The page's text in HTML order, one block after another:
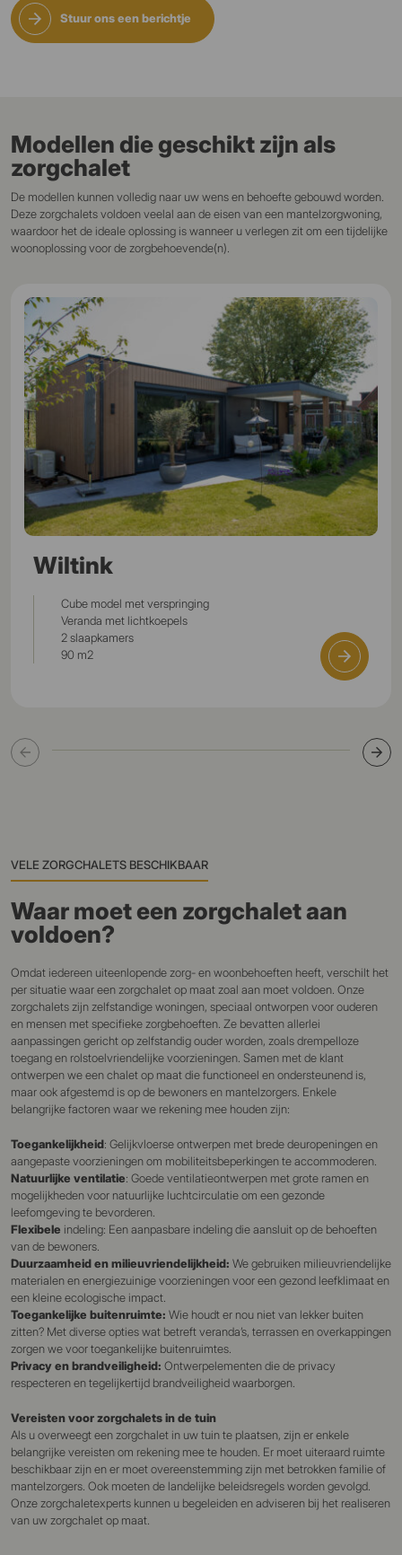
Stuur ons een berichtje
Modellen die geschikt zijn als
zorgchalet
De modellen kunnen volledig naar uw wens en behoefte gebouwd worden.
Deze zorgchalets voldoen veelal aan de eisen van een mantelzorgwoning,
waardoor het de ideale oplossing is wanneer u verlegen zit om een tijdelijke
woonoplossing voor de zorgbehoevende(n).
Wiltink
Cube model met verspringing
Veranda met lichtkoepels
2 slaapkamers
90 m2
VELE ZORGCHALETS BESCHIKBAAR
Waar moet een zorgchalet aan
voldoen?
Omdat iedereen uiteenlopende zorg- en woonbehoeften heeft, verschilt het
per situatie waar een zorgchalet op maat zoal aan moet voldoen. Onze
zorgchalets zijn zelfstandige woningen, speciaal ontworpen voor ouderen
en mensen met specifieke zorgbehoeften. Ze bevatten allerlei
aanpassingen gericht op zelfstandig ouder worden, zoals drempelloze
toegang en rolstoelvriendelijke voorzieningen. Samen met de klant
ontwerpen we een chalet op maat die functioneel en ondersteunend is,
maar ook afgestemd is op de bewoners en mantelzorgers. Enkele
belangrijke factoren waar we rekening mee houden zijn:
Toegankelijkheid: Gelijkvloerse ontwerpen met brede deuropeningen en
aangepaste voorzieningen om mobiliteitsbeperkingen te accommoderen.
Natuurlijke ventilatie: Goede ventilatieontwerpen met grote ramen en
mogelijkheden voor natuurlijke luchtcirculatie om een gezonde
leefomgeving te bevorderen.
Flexibele indeling: Een aanpasbare indeling die aansluit op de behoeften
van de bewoners.
Duurzaamheid en milieuvriendelijkheid: We gebruiken milieuvriendelijke
materialen en energiezuinige voorzieningen voor een gezond leefklimaat en
een kleine ecologische impact.
Toegankelijke buitenruimte: Wie houdt er nou niet van lekker buiten
zitten? Met diverse opties wat betreft veranda’s, terrassen en overkappingen
zorgen we voor toegankelijke buitenruimtes.
Privacy en brandveiligheid: Ontwerpelementen die de privacy
respecteren en tegelijkertijd brandveiligheid waarborgen.
Vereisten voor zorgchalets in de tuin
Als u overweegt een zorgchalet in uw tuin te plaatsen, zijn er enkele
belangrijke vereisten om rekening mee te houden. Er moet uiteraard ruimte
beschikbaar zijn en er moet overeenstemming zijn met betrokken familie of
mantelzorgers. Ook moeten de landelijke beleidsregels worden gevolgd.
Onze zorgchaletexperts kunnen u begeleiden en adviseren bij het realiseren
van uw zorgchalet op maat.